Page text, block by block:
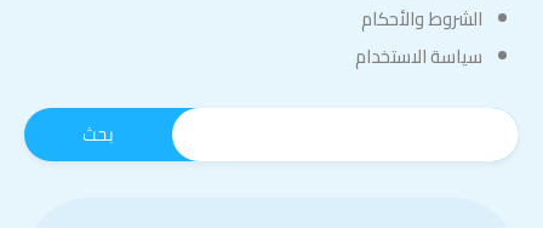
الشروط والأحكام
سياسة الاستخدام